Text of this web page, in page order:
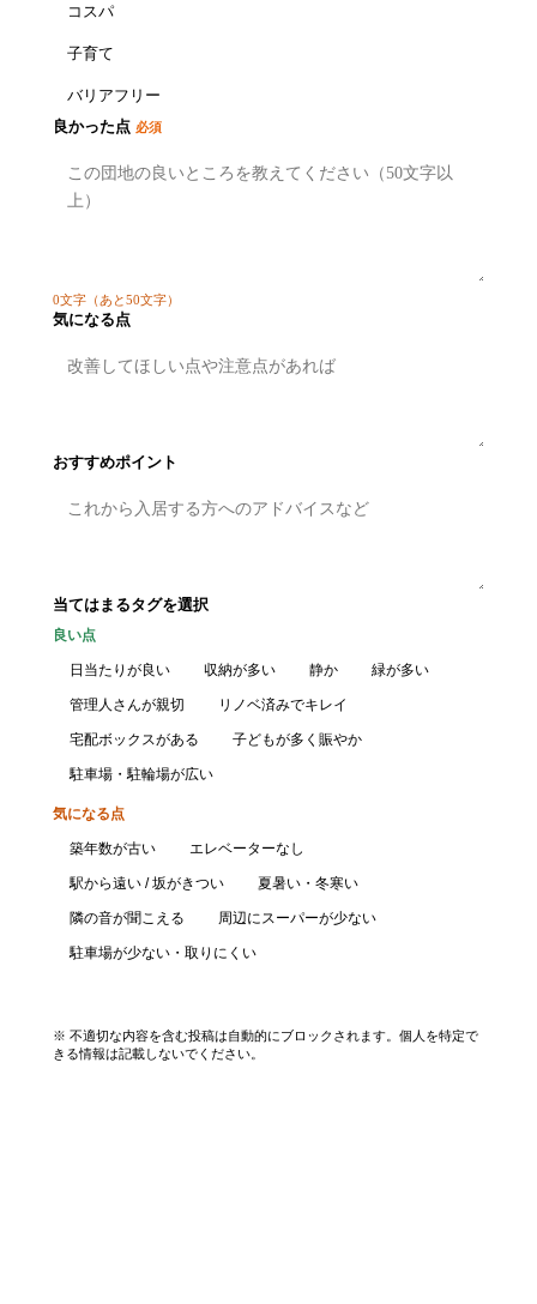
コスパ
子育て
バリアフリー
良かった点 必須
0文字 （あと50文字）
気になる点
おすすめポイント
当てはまるタグを選択
良い点
日当たりが良い 収納が多い 静か 緑が多い
管理人さんが親切 リノベ済みでキレイ
宅配ボックスがある 子どもが多く賑やか
駐車場・駐輪場が広い
気になる点
築年数が古い エレベーターなし
駅から遠い / 坂がきつい 夏暑い・冬寒い
隣の音が聞こえる 周辺にスーパーが少ない
駐車場が少ない・取りにくい
※ 不適切な内容を含む投稿は自動的にブロックされます。個人を特定で
きる情報は記載しないでください。